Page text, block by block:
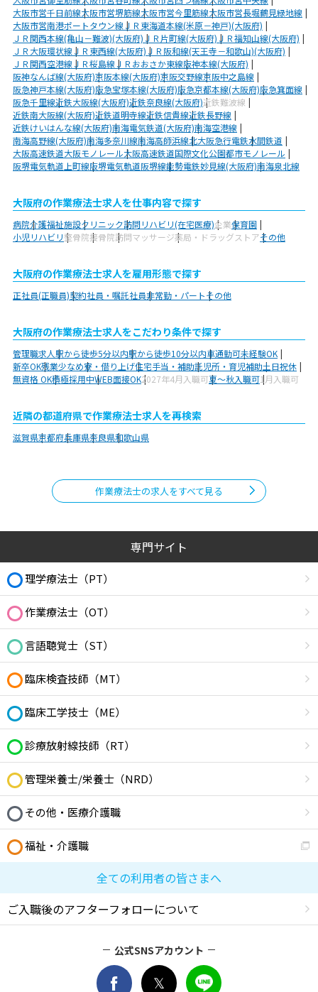
大阪市営千日前線大阪市営堺筋線大阪市営今里筋線大阪市営長堀鶴見緑地線
大阪市営南港ポートタウン線ＪＲ東海道本線(米原－神戸)(大阪府)
ＪＲ関西本線(亀山－難波)(大阪府)ＪＲ片町線(大阪府)ＪＲ福知山線(大阪府)
ＪＲ大阪環状線ＪＲ東西線(大阪府)ＪＲ阪和線(天王寺－和歌山)(大阪府)
ＪＲ関西空港線ＪＲ桜島線ＪＲおおさか東線阪神本線(大阪府)
阪神なんば線(大阪府)京阪本線(大阪府)京阪交野線京阪中之島線
阪急神戸本線(大阪府)阪急宝塚本線(大阪府)阪急京都本線(大阪府)阪急箕面線
阪急千里線近鉄大阪線(大阪府)近鉄奈良線(大阪府)近鉄難波線
近鉄南大阪線(大阪府)近鉄道明寺線近鉄信貴線近鉄長野線
近鉄けいはんな線(大阪府)南海電気鉄道(大阪府)南海空港線
南海高野線(大阪府)南海多奈川線南海高師浜線北大阪急行電鉄水間鉄道
大阪高速鉄道大阪モノレール大阪高速鉄道国際文化公園都市モノレール
阪堺電気軌道上町線阪堺電気軌道阪堺線能勢電鉄妙見線(大阪府)南海泉北線
大阪府の作業療法士求人を仕事内容で探す
病院介護福祉施設クリニック訪問リハビリ(在宅医療)企業保育園
小児リハビリ整骨院接骨院訪問マッサージ薬局・ドラッグストアその他
大阪府の作業療法士求人を雇用形態で探す
正社員(正職員)契約社員・嘱託社員非常勤・パートその他
大阪府の作業療法士求人をこだわり条件で探す
管理職求人駅から徒歩5分以内駅から徒歩10分以内車通勤可未経験OK
新卒OK残業少なめ寮・借り上げ住宅手当・補助託児所・育児補助土日祝休
無資格 OK積極採用中WEB面接OK2027年4月入職可夏～秋入職可1月入職可
近隣の都道府県で作業療法士求人を再検索
滋賀県京都府兵庫県奈良県和歌山県
作業療法士の求人をすべて見る
専門サイト
理学療法士（PT）
作業療法士（OT）
言語聴覚士（ST）
臨床検査技師（MT）
臨床工学技士（ME）
診療放射線技師（RT）
管理栄養士/栄養士（NRD）
その他・医療介護職
福祉・介護職
全ての利用者の皆さまへ
ご入職後のアフターフォローについて
公式SNSアカウント